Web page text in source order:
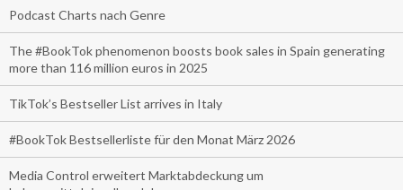
Podcast Charts nach Genre
The #BookTok phenomenon boosts book sales in Spain generating
more than 116 million euros in 2025
TikTok’s Bestseller List arrives in Italy
#BookTok Bestsellerliste für den Monat März 2026
Media Control erweitert Marktabdeckung um